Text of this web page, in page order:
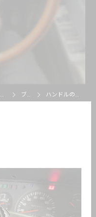
東京都大田区のカーコーティングならSTEALTH ARMOR WORKS ブログ ハンドルの取り外し！